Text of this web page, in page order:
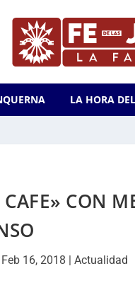
LA HORA
CON
Feb 16, 2018 | Actualidad